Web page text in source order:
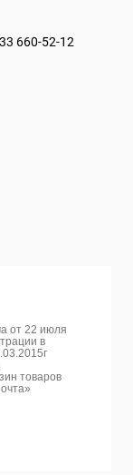
660-52-12
от 22 июля
в
товаров